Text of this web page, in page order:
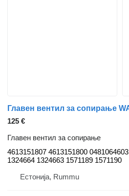
125 €
Главен вентил за сопирање
4613151807 4613151800 0481064603
1324664 1324663 1571189 1571190
Естонија, Rummu